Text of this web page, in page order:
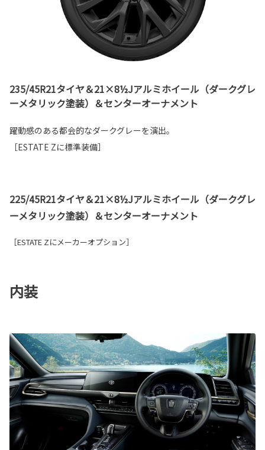
235/45R21タイヤ＆21×8½Jアルミホイール（ダークグレ
ーメタリック塗装）＆センターオーナメント
躍動感のある都会的なダークグレーを演出。
［ESTATE Zに標準装備］
225/45R21タイヤ＆21×8½Jアルミホイール（ダークグレ
ーメタリック塗装）＆センターオーナメント
［ESTATE Zにメーカーオプション］
内装